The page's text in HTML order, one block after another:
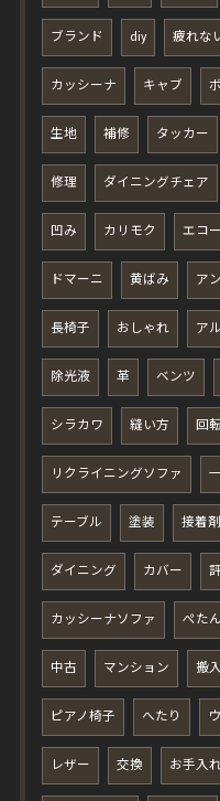
ブランド diy 疲れな
カッシーナ キャブ
生地 補修 タッカー
修理 ダイニングチェア
凹み カリモク エコ
ドマーニ 黄ばみ ア
長椅子 おしゃれ ア
除光液 革 ベンツ
シラカワ 縫い方 回転
リクライニングソファ
テーブル 塗装 接着剤
ダイニング カバー
カッシーナソファ ぺた
中古 マンション 搬入
ピアノ椅子 へたり
レザー 交換 お手入